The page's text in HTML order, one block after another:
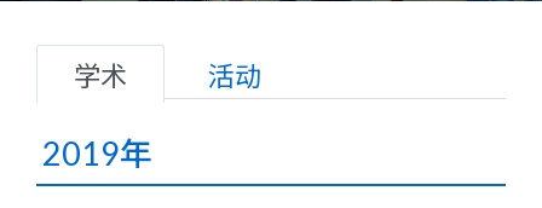
国
学术 活动
2019年